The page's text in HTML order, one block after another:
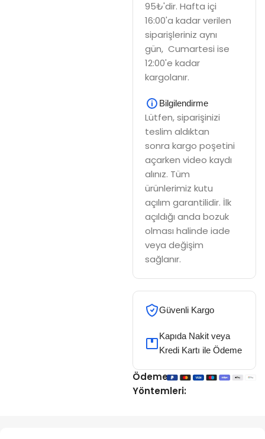
95₺'dir. Hafta içi
16:00'a kadar verilen
siparişleriniz aynı
gün, Cumartesi ise
12:00'e kadar
kargolanır.
Bilgilendirme
Lütfen, siparişinizi
teslim aldıktan
sonra kargo poşetini
açarken video kaydı
alınız. Tüm
ürünlerimiz kutu
açılım garantilidir. İlk
açıldığı anda bozuk
olması halinde iade
veya değişim
sağlanır.
Güvenli Kargo
Kapıda Nakit veya
Kredi Kartı ile Ödeme
Ödeme
Yöntemleri: